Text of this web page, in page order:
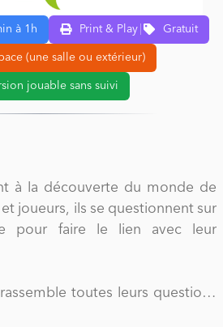
à 1h Print & Play Gratuit
(une salle ou extérieur)
jouable sans suivi
à la découverte du monde de
et joueurs, ils se questionnent sur
pour faire le lien avec leur
toutes leurs questions
et collaboratif. Il s’adresse